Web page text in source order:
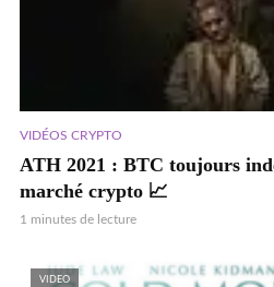
VIDÉOS CRYPTO
ATH 2021 : BTC toujours
marché crypto 📈
1 minutes de lecture
VIDEO